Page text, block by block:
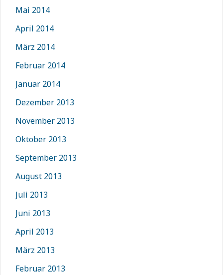
Mai 2014
April 2014
März 2014
Februar 2014
Januar 2014
Dezember 2013
November 2013
Oktober 2013
September 2013
August 2013
Juli 2013
Juni 2013
April 2013
März 2013
Februar 2013